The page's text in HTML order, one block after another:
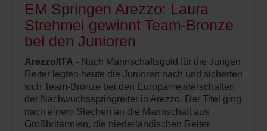
EM Springen Arezzo: Laura
Strehmel gewinnt Team-Bronze
bei den Junioren
Arezzo/ITA - Nach Mannschaftsgold für die Jungen
Reiter legten heute die Junioren nach und sicherten
sich Team-Bronze bei den Europameisterschaften
der Nachwuchsspringreiter in Arezzo. Der Titel ging
nach einem Stechen an die Mannschaft aus
Großbritannien, die niederländischen Reiter